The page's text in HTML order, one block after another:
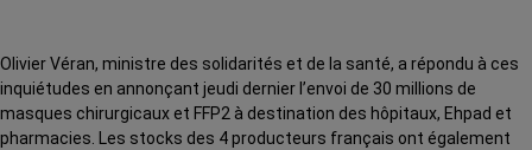
Olivier Véran, ministre des solidarités et de la santé, a répondu à ces
inquiétudes en annonçant jeudi dernier l’envoi de 30 millions de
masques chirurgicaux et FFP2 à destination des hôpitaux, Ehpad et
pharmacies. Les stocks des 4 producteurs français ont également